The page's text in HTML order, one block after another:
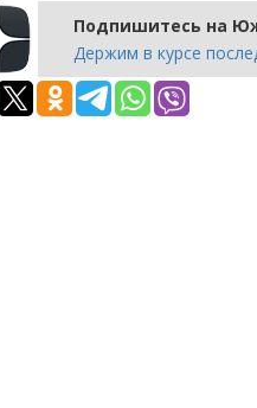
Подпишитесь на
Держим в курсе